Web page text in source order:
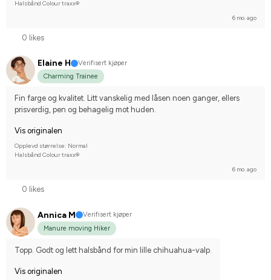
Halsbånd Colour traxx®
6 mo. ago
0 likes
Elaine H
Verifisert kjøper
Charming Trainee
Fin farge og kvalitet. Litt vanskelig med låsen noen ganger, ellers
prisverdig, pen og behagelig mot huden.
Vis originalen
Opplevd størrelse: Normal
Halsbånd Colour traxx®
6 mo. ago
0 likes
Annica M
Verifisert kjøper
Manure moving Hiker
Topp. Godt og lett halsbånd for min lille chihuahua-valp.
Vis originalen